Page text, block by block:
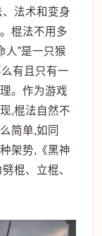
法术和变身
棍法不用多
人”是一只猴
有且只有一
。作为游戏
,棍法自然不
简单,如同
架势,《黑神
棍、立棍、